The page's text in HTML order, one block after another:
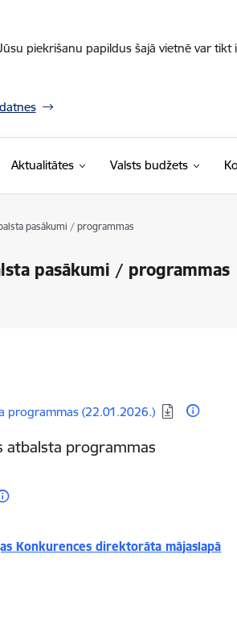
piekrišanu papildus šajā vietnē var
Aktualitātes Valsts budžets
pasākumi / programmas
pasākumi / programmas
programmas (22.01.2026.)
atbalsta programmas
Konkurences direktorāta mājaslapā